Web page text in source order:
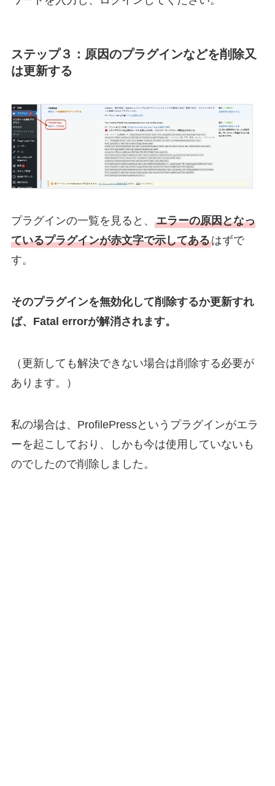
ステップ３：原因のプラグインなどを削除又
は更新する
プラグインの一覧を見ると、 エラーの原因となっ
ているプラグインが赤文字で示してあるはずで
す。
そのプラグインを無効化して削除するか更新すれ
ば、Fatal errorが解消されます。
（更新しても解決できない場合は削除する必要が
あります。）
私の場合は、ProfilePressというプラグインがエラ
ーを起こしており、しかも今は使用していないも
のでしたので削除しました。